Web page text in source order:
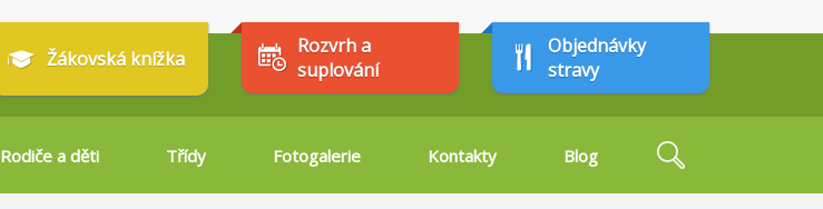
Žákovská knížka
Rozvrh a
suplování
Objednávky
stravy
Vyhledávání
Rodiče a děti Třídy Fotogalerie Kontakty Blog